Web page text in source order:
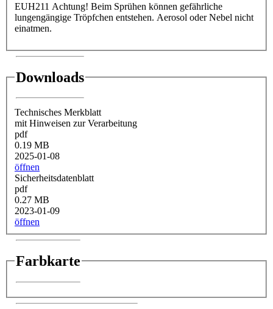
EUH211 Achtung! Beim Sprühen können gefährliche
lungengängige Tröpfchen entstehen. Aerosol oder Nebel nicht
einatmen.
Downloads
Technisches Merkblatt
mit Hinweisen zur Verarbeitung
pdf
0.19 MB
2025-01-08
öffnen
Sicherheitsdatenblatt
pdf
0.27 MB
2023-01-09
öffnen
Farbkarte